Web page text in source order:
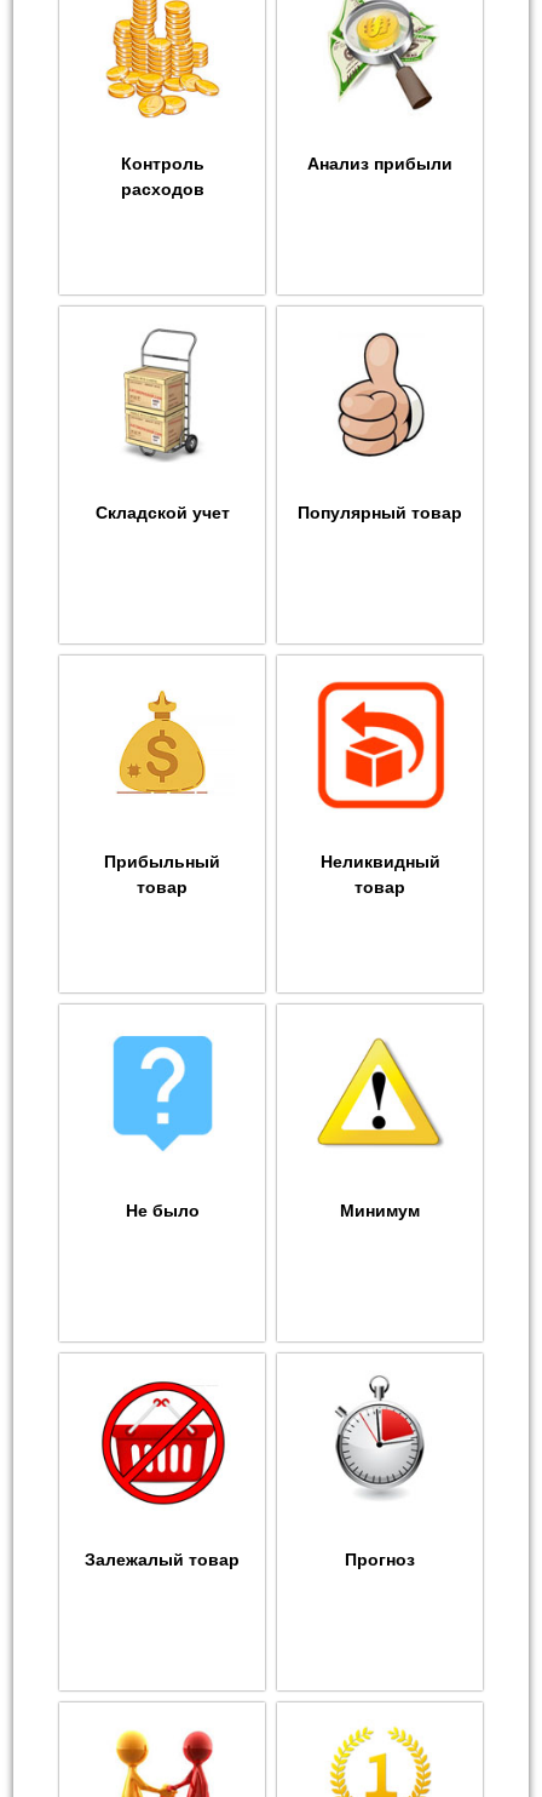
Контроль
расходов
Анализ прибыли
Складской учет Популярный товар
Прибыльный
товар
Неликвидный
товар
Не было Минимум
Залежалый товар Прогноз